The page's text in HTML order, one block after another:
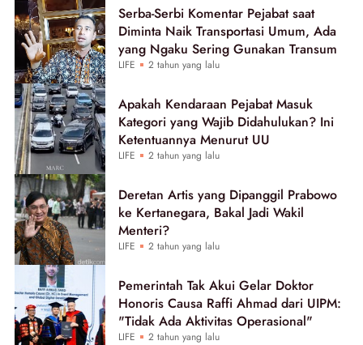
Serba-Serbi Komentar Pejabat saat
Diminta Naik Transportasi Umum, Ada
yang Ngaku Sering Gunakan Transum
LIFE 2 tahun yang lalu
Apakah Kendaraan Pejabat Masuk
Kategori yang Wajib Didahulukan? Ini
Ketentuannya Menurut UU
LIFE 2 tahun yang lalu
Deretan Artis yang Dipanggil Prabowo
ke Kertanegara, Bakal Jadi Wakil
Menteri?
LIFE 2 tahun yang lalu
Pemerintah Tak Akui Gelar Doktor
Honoris Causa Raffi Ahmad dari UIPM:
"Tidak Ada Aktivitas Operasional"
LIFE 2 tahun yang lalu